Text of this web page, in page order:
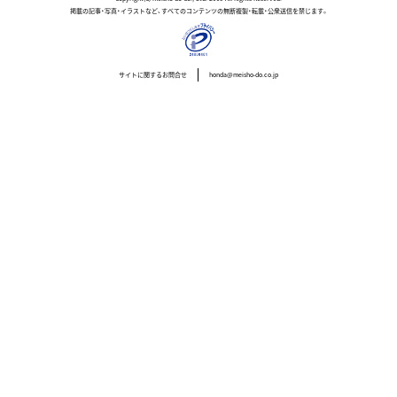
掲載の記事・写真・イラストなど、すべてのコンテンツの無断複製・転載・公衆送信を禁じます。
サイトに関するお問合せ honda@meisho-do.co.jp